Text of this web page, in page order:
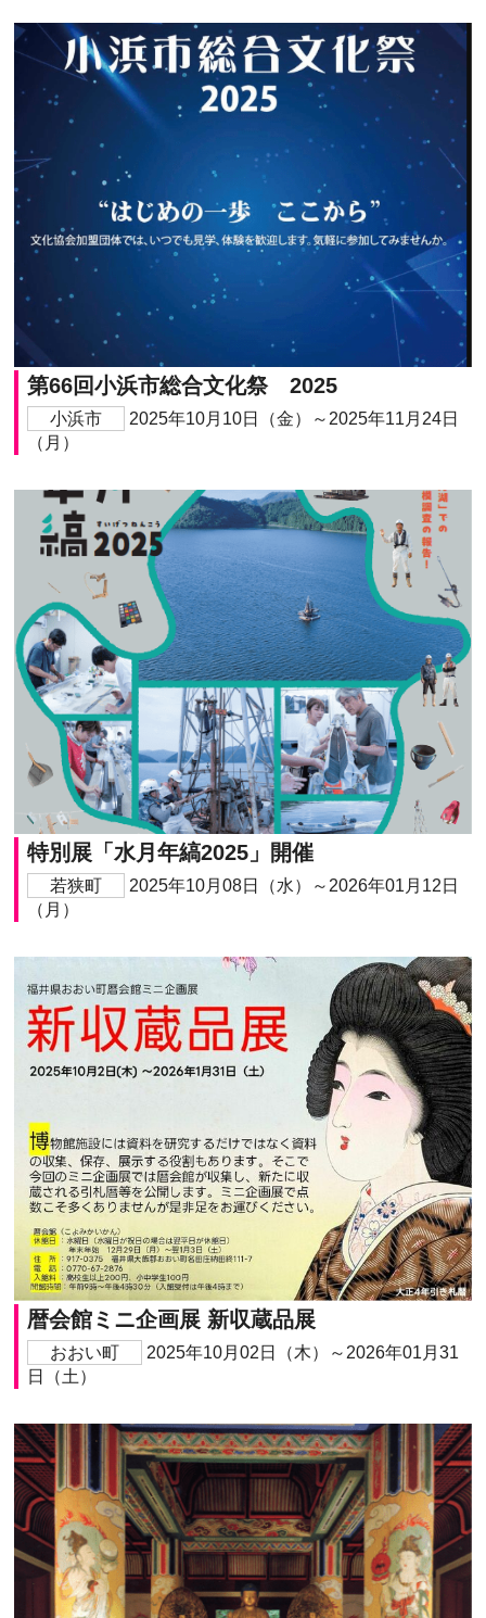
第66回小浜市総合文化祭 2025
小浜市
2025年10月10日（金）～2025年11月24日
（月）
特別展「水月年縞2025」開催
若狭町
2025年10月08日（水）～2026年01月12日
（月）
暦会館ミニ企画展 新収蔵品展
おおい町
2025年10月02日（木）～2026年01月31
日（土）